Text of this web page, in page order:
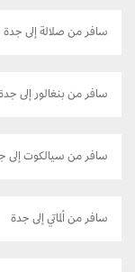
سافر من صلالة إلى جدة
سافر من بنغالور إلى جدة
سافر من سيالكوت إلى جدة
سافر من ألماتي إلى جدة